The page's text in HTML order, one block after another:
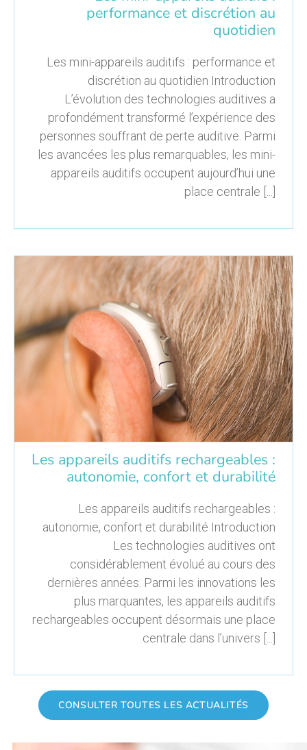
performance et discrétion au
quotidien
Les mini-appareils auditifs : performance et
discrétion au quotidien Introduction
L’évolution des technologies auditives a
profondément transformé l’expérience des
personnes souffrant de perte auditive. Parmi
les avancées les plus remarquables, les mini-
appareils auditifs occupent aujourd’hui une
place centrale [...]
Les appareils auditifs rechargeables :
autonomie, confort et durabilité
Les appareils auditifs rechargeables :
autonomie, confort et durabilité Introduction
Les technologies auditives ont
considérablement évolué au cours des
dernières années. Parmi les innovations les
plus marquantes, les appareils auditifs
rechargeables occupent désormais une place
centrale dans l’univers [...]
CONSULTER TOUTES LES ACTUALITÉS